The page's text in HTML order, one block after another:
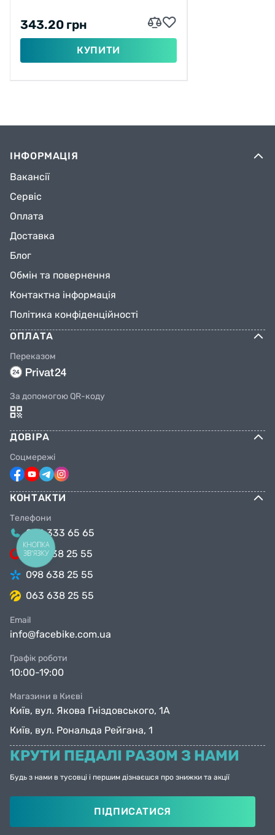
343.20 грн
КУПИТИ
ІНФОРМАЦІЯ
Вакансії
Сервіс
Оплата
Доставка
Блог
Обмін та повернення
Контактна інформація
Політика конфіденційності
ОПЛАТА
Переказом
За допомогою QR-коду
ДОВІРА
Соцмережі
КОНТАКТИ
Телефони
044 333 65 65
099 638 25 55
098 638 25 55
063 638 25 55
Email
info@facebike.com.ua
Графік роботи
10:00-19:00
Магазини в Києві
Київ, вул. Якова Гніздовського, 1А
Київ, вул. Рональда Рейгана, 1
КРУТИ ПЕДАЛІ РАЗОМ З НАМИ
Будь з нами в тусовці і першим дізнаєшся про знижки та акції
ПІДПИСАТИСЯ
КНОПКА
ЗВ'ЯЗКУ